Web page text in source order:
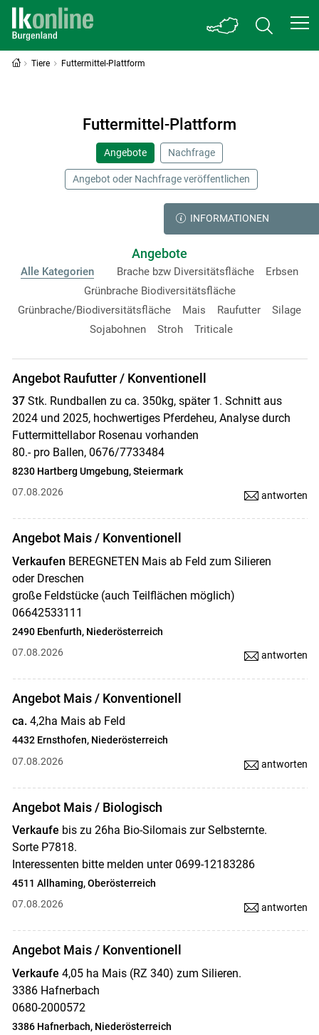
Tiere Futtermittel-Plattform
Futtermittel-Plattform
Angebote Nachfrage
Angebot oder Nachfrage veröffentlichen
INFORMATIONEN
Angebote
Alle Kategorien Brache bzw Diversitätsfläche
Erbsen
Grünbrache Biodiversitätsfläche
Grünbrache/Biodiversitätsfläche
Mais Raufutter
Silage
Sojabohnen
Stroh Triticale
Angebot Raufutter / Konventionell
37Stk. Rundballen zu ca. 350kg, später 1. Schnitt aus
2024 und 2025, hochwertiges Pferdeheu, Analyse durch
Futtermittellabor Rosenau vorhanden
80.- pro Ballen, 0676/7733484
8230 Hartberg Umgebung, Steiermark
07.08.2026
antworten
Angebot Mais / Konventionell
Verkaufen BEREGNETEN Mais ab Feld zum Silieren
oder Dreschen
große Feldstücke (auch Teilflächen möglich)
06642533111
2490 Ebenfurth, Niederösterreich
07.08.2026
antworten
Angebot Mais / Konventionell
ca.4,2ha Mais ab Feld
4432 Ernsthofen, Niederösterreich
07.08.2026
antworten
Angebot Mais / Biologisch
Verkaufe bis zu 26ha Bio-Silomais zur Selbsternte.
Sorte P7818.
Interessenten bitte melden unter 0699-12183286
4511 Allhaming, Oberösterreich
07.08.2026
antworten
Angebot Mais / Konventionell
Verkaufe 4,05 ha Mais (RZ 340) zum Silieren.
3386 Hafnerbach
0680-2000572
3386 Hafnerbach, Niederösterreich